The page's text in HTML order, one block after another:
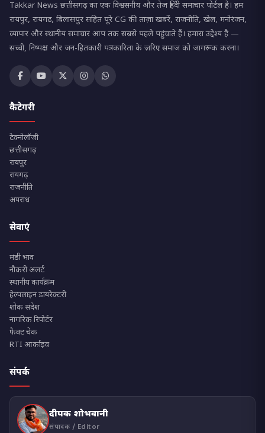
Takkar News छत्तीसगढ़ का एक विश्वसनीय और तेज़ हिंदी समाचार पोर्टल है। हम
रायपुर, रायगढ़, बिलासपुर सहित पूरे CG की ताज़ा खबरें, राजनीति, खेल, मनोरंजन,
व्यापार और स्थानीय समाचार आप तक सबसे पहले पहुंचाते हैं। हमारा उद्देश्य है —
सच्ची, निष्पक्ष और जन-हितकारी पत्रकारिता के ज़रिए समाज को जागरूक करना।
कैटेगरी
टेक्नोलॉजी
छत्तीसगढ़
रायपुर
रायगढ़
राजनीति
अपराध
सेवाएं
मंडी भाव
नौकरी अलर्ट
स्थानीय कार्यक्रम
हेल्पलाइन डायरेक्टरी
शोक संदेश
नागरिक रिपोर्टर
फैक्ट चेक
RTI आर्काइव
संपर्क
दीपक शोभवानी
संपादक / Editor